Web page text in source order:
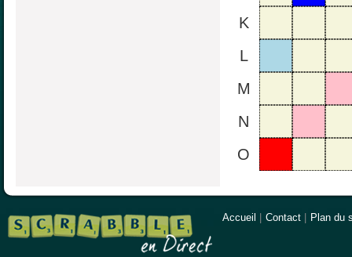
K
L
M
N
O
Accueil Contact Plan du